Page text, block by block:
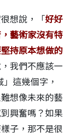
想說，「 好好
藝術家沒有特
持原本想做的
我們不應該一
這幾個字，
想像未來的藝
興奮嗎？如果
子，那不是很